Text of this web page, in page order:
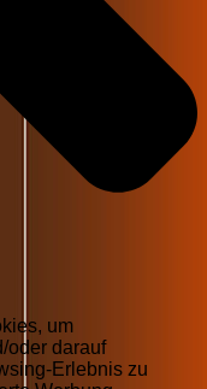
um
oder darauf
Erlebnis zu